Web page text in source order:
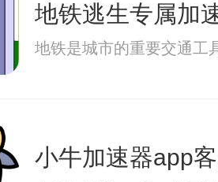
地铁逃生专属加
地铁是城市的重要交通工
小牛加速器app